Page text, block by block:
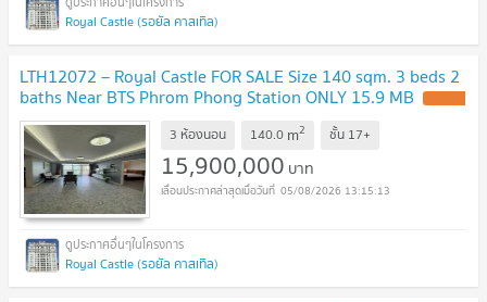
Royal Castle (รอยัล คาสเทิล)
LTH12072 – Royal Castle FOR SALE Size 140 sqm. 3 beds 2
baths Near BTS Phrom Phong Station ONLY 15.9 MB
3 ห้องนอน 140.0 m2 ชั้น 17+
15,900,000 บาท
05/08/2026 13:15:13
Royal Castle (รอยัล คาสเทิล)